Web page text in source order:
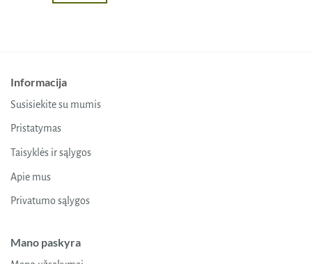
Informacija
Susisiekite su mumis
Pristatymas
Taisyklės ir sąlygos
Apie mus
Privatumo sąlygos
Mano paskyra